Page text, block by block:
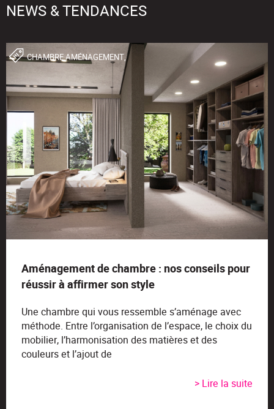
NEWS & TENDANCES
CHAMBRE,AMÉNAGEMENT,
Aménagement de chambre : nos conseils pour
réussir à affirmer son style
Une chambre qui vous ressemble s’aménage avec
méthode. Entre l’organisation de l’espace, le choix du
mobilier, l’harmonisation des matières et des
couleurs et l’ajout de
> Lire la suite